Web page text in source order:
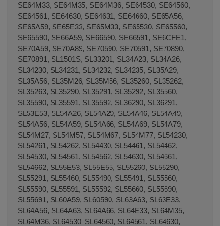
SE64M33, SE64M35, SE64M36, SE64530, SE64560,
SE64561, SE64630, SE64631, SE64660, SE65A56,
SE65A59, SE65E33, SE65M33, SE65530, SE65560,
SE65590, SE66A59, SE66590, SE66591, SE6CFE1,
SE70A59, SE70A89, SE70590, SE70591, SE70890,
SE70891, SL1501S, SL33201, SL34A23, SL34A26,
SL34230, SL34231, SL34232, SL34235, SL35A29,
SL35A56, SL35M26, SL35M56, SL35260, SL35262,
SL35263, SL35290, SL35291, SL35292, SL35560,
SL35590, SL35591, SL35592, SL36290, SL36291,
SL53E53, SL54A26, SL54A29, SL54A46, SL54A49,
SL54A56, SL54A59, SL54A66, SL54A69, SL54A79,
SL54M27, SL54M57, SL54M67, SL54M77, SL54230,
SL54261, SL54262, SL54430, SL54461, SL54462,
SL54530, SL54561, SL54562, SL54630, SL54661,
SL54662, SL55E53, SL55E55, SL55260, SL55290,
SL55291, SL55460, SL55490, SL55491, SL55560,
SL55590, SL55591, SL55592, SL55660, SL55690,
SL55691, SL60A59, SL60590, SL63A63, SL63E33,
SL64A56, SL64A63, SL64A66, SL64E33, SL64M35,
SL64M36, SL64530, SL64560, SL64561, SL64630,